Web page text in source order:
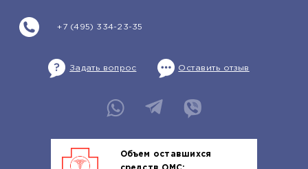
+7 (495) 334-23-35
Задать вопрос Оставить отзыв
Объем оставшихся